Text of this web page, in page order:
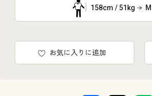
158cm / 51kg M
お気に入りに追加